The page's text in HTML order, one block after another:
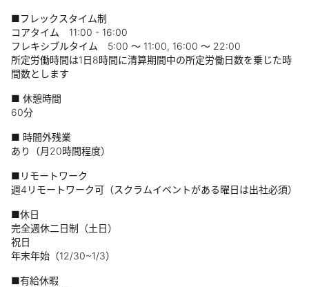
■フレックスタイム制
コアタイム 11:00 - 16:00
フレキシブルタイム 5:00 ～ 11:00, 16:00 ～ 22:00
所定労働時間は1日8時間に清算期間中の所定労働日数を乗じた時
間数とします
■ 休憩時間
60分
■ 時間外残業
あり（月20時間程度）
■リモートワーク
週4リモートワーク可（スクラムイベントがある曜日は出社必須）
■休日
完全週休二日制（土日）
祝日
年末年始（12/30~1/3）
■有給休暇